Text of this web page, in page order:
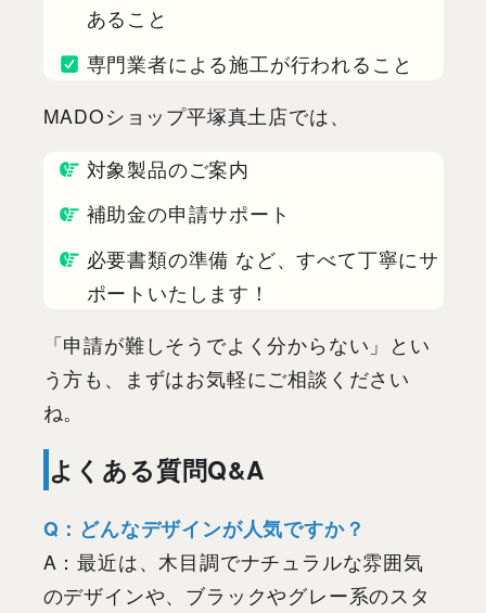
あること
専門業者による施工が行われること
MADOショップ平塚真土店では、
対象製品のご案内
補助金の申請サポート
必要書類の準備 など、すべて丁寧にサ
ポートいたします！
「申請が難しそうでよく分からない」とい
う方も、まずはお気軽にご相談ください
ね。
よくある質問Q&A
Q：どんなデザインが人気ですか？
A：最近は、木目調でナチュラルな雰囲気
のデザインや、ブラックやグレー系のスタ